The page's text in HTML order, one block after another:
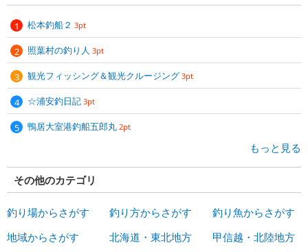
松本釣船２ 3pt
照葉村の釣り人 3pt
観光フィッシング＆観光クルージング 3pt
☆浦安釣日記 3pt
鴨居大室港釣船五郎丸 2pt
もっと見る
その他のカテゴリ
釣り場からさがす 釣り方からさがす
釣り魚からさがす
地域からさがす
北海道・東北地方 甲信越・北陸地方